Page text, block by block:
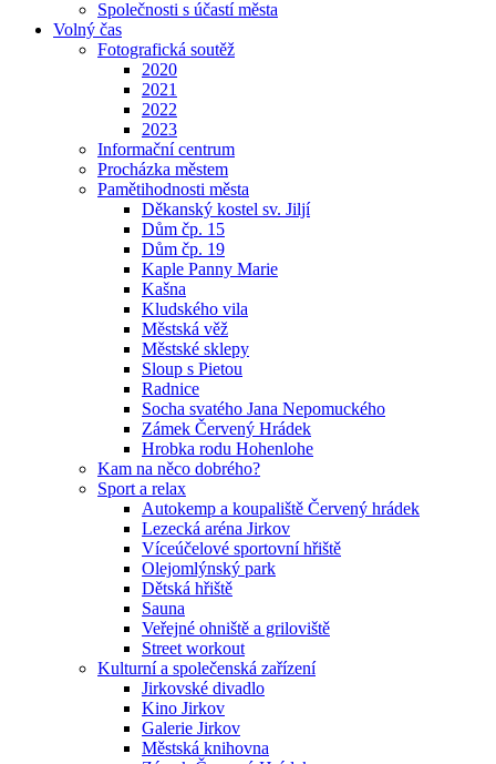
Společnosti s účastí města
Volný čas
Fotografická soutěž
2020
2021
2022
2023
Informační centrum
Procházka městem
Pamětihodnosti města
Děkanský kostel sv. Jiljí
Dům čp. 15
Dům čp. 19
Kaple Panny Marie
Kašna
Kludského vila
Městská věž
Městské sklepy
Sloup s Pietou
Radnice
Socha svatého Jana Nepomuckého
Zámek Červený Hrádek
Hrobka rodu Hohenlohe
Kam na něco dobrého?
Sport a relax
Autokemp a koupaliště Červený hrádek
Lezecká aréna Jirkov
Víceúčelové sportovní hřiště
Olejomlýnský park
Dětská hřiště
Sauna
Veřejné ohniště a griloviště
Street workout
Kulturní a společenská zařízení
Jirkovské divadlo
Kino Jirkov
Galerie Jirkov
Městská knihovna